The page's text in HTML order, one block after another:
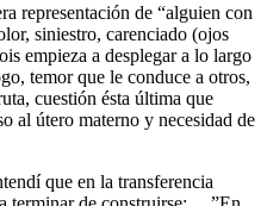
representación de “alguien con
siniestro, carenciado (ojos
empieza a desplegar a lo largo
temor que le conduce a otros,
cuestión ésta última que
al útero materno y necesidad de
que en la transferencia